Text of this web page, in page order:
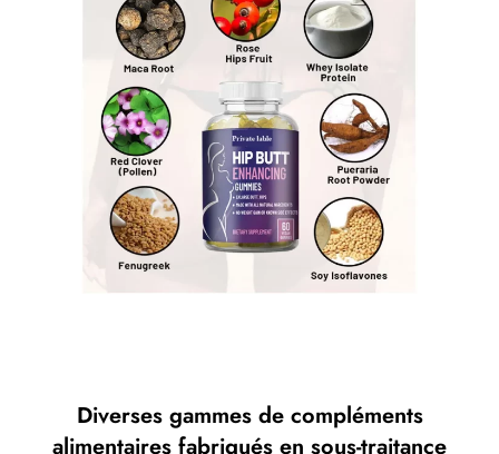
Diverses gammes de compléments
alimentaires fabriqués en sous-traitance